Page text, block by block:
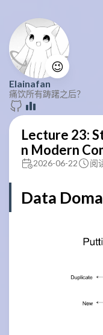
😉
Elainafan
痛饮所有踌躇之后？
Lecture 23:
n Modern
2026-06-22 阅
Data